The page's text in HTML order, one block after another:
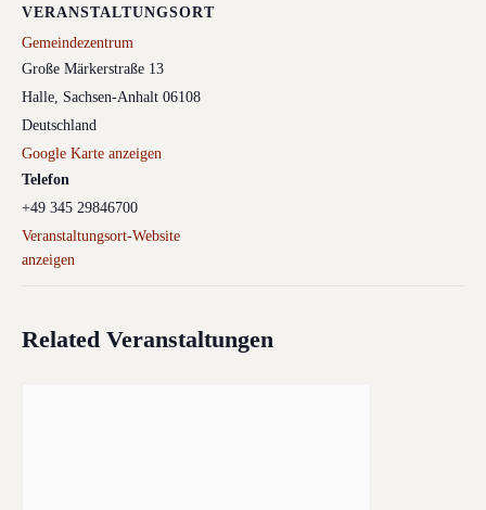
VERANSTALTUNGSORT
Gemeindezentrum
Große Märkerstraße 13
Halle, Sachsen-Anhalt 06108
Deutschland
Google Karte anzeigen
Telefon
+49 345 29846700
Veranstaltungsort-Website
anzeigen
Related Veranstaltungen